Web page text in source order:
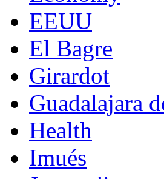
EEUU
El Bagre
Girardot
Guadalajara
Health
Imués